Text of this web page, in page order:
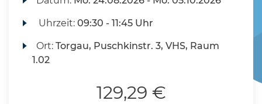
Uhrzeit:09:30 - 11:45 Uhr
Ort:Torgau, Puschkinstr. 3, VHS, Raum
1.02
129,29 €